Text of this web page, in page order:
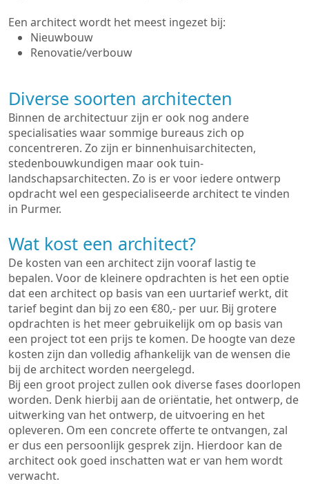
Een architect wordt het meest ingezet bij:
Nieuwbouw
Renovatie/verbouw
Diverse soorten architecten
Binnen de architectuur zijn er ook nog andere
specialisaties waar sommige bureaus zich op
concentreren. Zo zijn er binnenhuisarchitecten,
stedenbouwkundigen maar ook tuin-
landschapsarchitecten. Zo is er voor iedere ontwerp
opdracht wel een gespecialiseerde architect te vinden
in Purmer.
Wat kost een architect?
De kosten van een architect zijn vooraf lastig te
bepalen. Voor de kleinere opdrachten is het een optie
dat een architect op basis van een uurtarief werkt, dit
tarief begint dan bij zo een €80,- per uur. Bij grotere
opdrachten is het meer gebruikelijk om op basis van
een project tot een prijs te komen. De hoogte van deze
kosten zijn dan volledig afhankelijk van de wensen die
bij de architect worden neergelegd.
Bij een groot project zullen ook diverse fases doorlopen
worden. Denk hierbij aan de oriëntatie, het ontwerp, de
uitwerking van het ontwerp, de uitvoering en het
opleveren. Om een concrete offerte te ontvangen, zal
er dus een persoonlijk gesprek zijn. Hierdoor kan de
architect ook goed inschatten wat er van hem wordt
verwacht.